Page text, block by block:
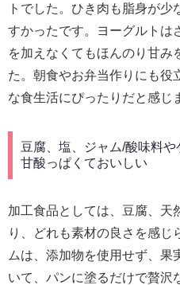
トでした。ひき肉も脂身が
すかったです。ヨーグルトは
を加えなくてもほんのり甘み
た。朝食やお弁当作りにも役
な食生活にぴったりだと感じ
豆腐、塩、ジャム/酸味料
甘酸っぱくておいしい
加工食品としては、豆腐、天
り、どれも素材の良さを感じ
ムは、添加物を使用せず、果
いて、パンに塗るだけで贅沢